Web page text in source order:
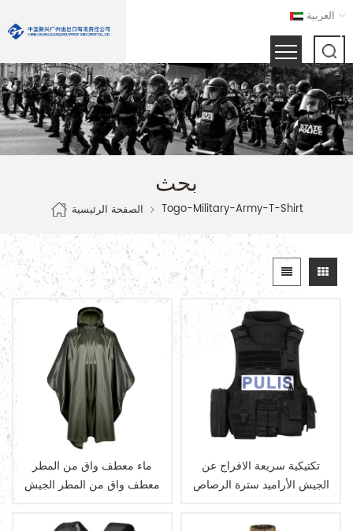
العربية
بحث
الصفحة الرئيسية Togo-Military-Army-T-Shirt
ماء معطف واق من المطر
معطف واق من المطر الجيش
تكتيكية سريعة الافراج عن
الجيش الأراميد سترة الرصاص